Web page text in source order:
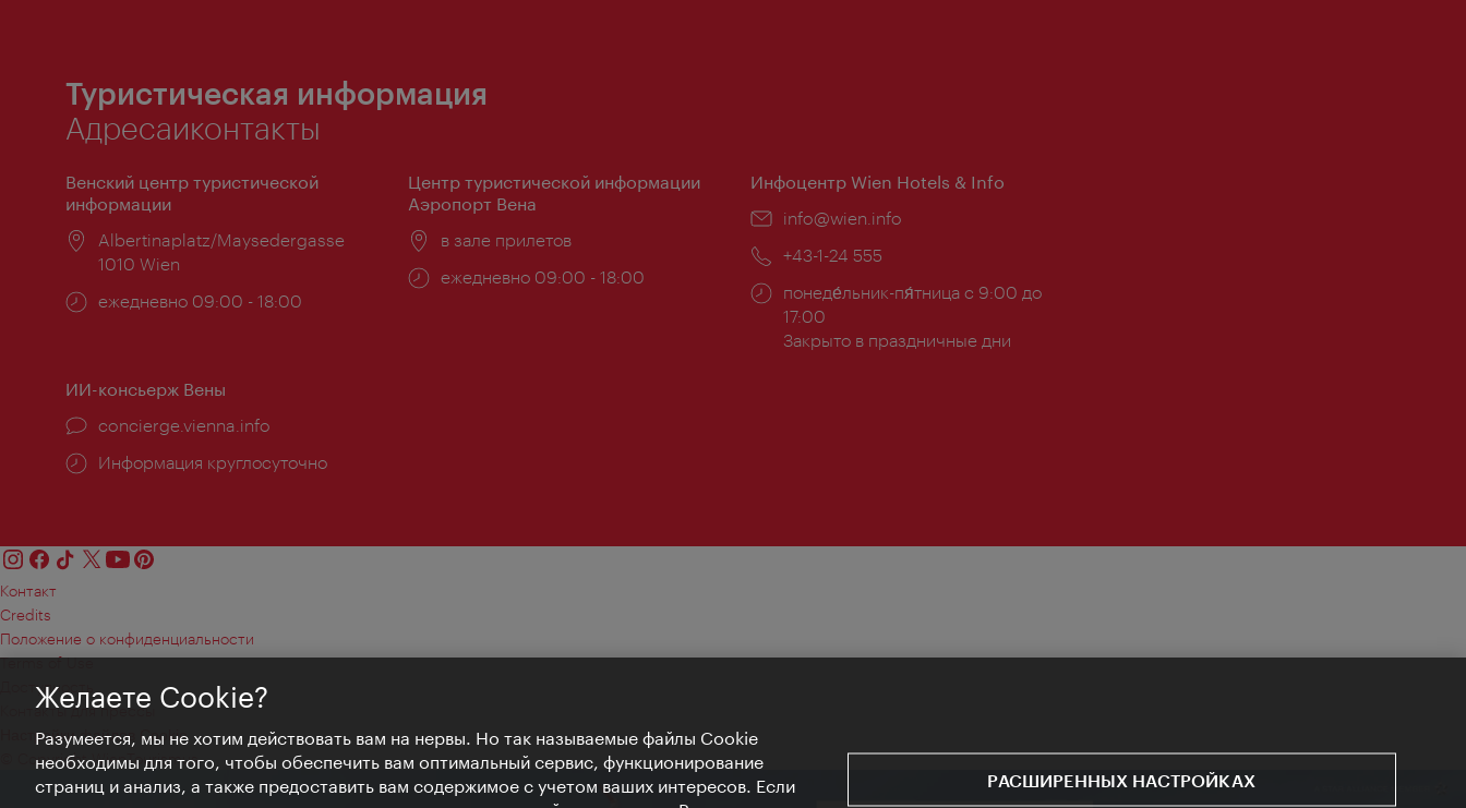
Туристическая информация
Адресаиконтакты
Венский центр туристической
информации
Расположение:
Albertinaplatz/Maysedergasse
1010 Wien
Часы
ежедневно 09:00 - 18:00
Центр туристической информации
Аэропорт Вена
Расположение:
в зале прилетов
Часы
ежедневно 09:00 - 18:00
Инфоцентр Wien Hotels & Info
Эл.
info@wien.info
Телефон:
+43-1-24 555
Часы
работы:
понеде́льник-пя́тница с 9:00 до
17:00
Закрыто в праздничные дни
ИИ-консьерж Вены
concierge.vienna.info
Информация круглосуточно
Контакт
Credits
Положение о конфиденциальности
Terms of Use
Доступность
Контакты для прессы
Настройки файлов Cookie
© Copyright WienTourismus
Желаете Cookie?
Разумеется, мы не хотим действовать вам на нервы. Но так называемые файлы Cookie
необходимы для того, чтобы обеспечить вам оптимальный сервис, функционирование
страниц и анализ, а также предоставить вам содержимое с учетом ваших интересов. Если
РАСШИРЕННЫХ НАСТРОЙКАХ